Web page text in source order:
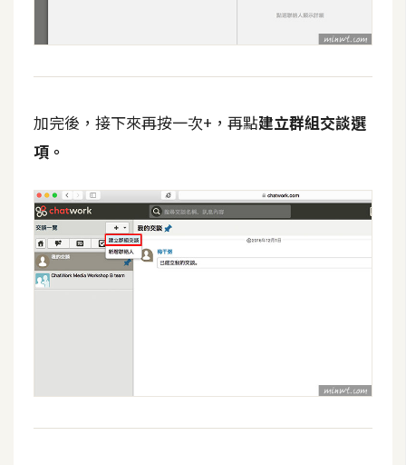
加完後，接下來再按一次+，再點建立群組交談選
項。